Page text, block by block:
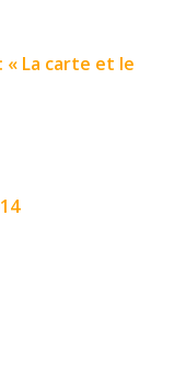
La carte et le